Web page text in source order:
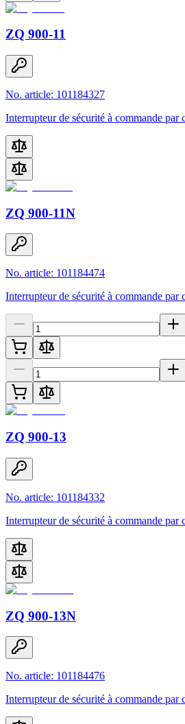
ZQ 900-11
No. article: 101184327
Interrupteur de sécurité à commande par
ZQ 900-11N
No. article: 101184474
Interrupteur de sécurité à commande par
ZQ 900-13
No. article: 101184332
Interrupteur de sécurité à commande par
ZQ 900-13N
No. article: 101184476
Interrupteur de sécurité à commande par